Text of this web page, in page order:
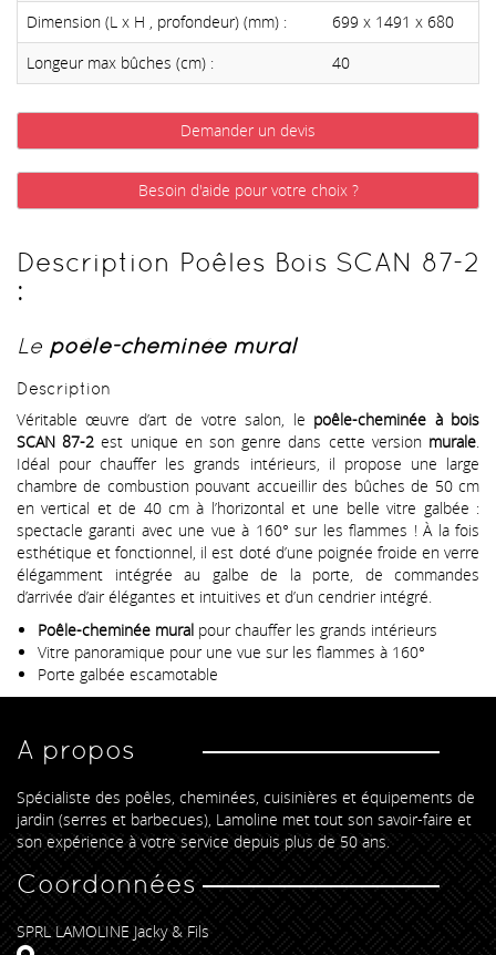
Dimension (L x H , profondeur) (mm) :
699 x 1491 x 680
Longeur max bûches (cm) :
40
Demander un devis
Besoin d'aide pour votre choix ?
Description Poêles Bois SCAN 87-2
:
Le poêle-cheminée mural
Description
Véritable œuvre d’art de votre salon, le poêle-cheminée à bois
SCAN 87-2 est unique en son genre dans cette version murale
Idéal pour chauffer les grands intérieurs, il propose une large
chambre de combustion pouvant accueillir des bûches de 50 cm
en vertical et de 40 cm à l’horizontal et une belle vitre galbée :
spectacle garanti avec une vue à 160° sur les flammes ! À la fois
esthétique et fonctionnel, il est doté d’une poignée froide en verre
élégamment intégrée au galbe de la porte, de commandes
d’arrivée d’air élégantes et intuitives et d’un cendrier intégré.
Poêle-cheminée mural pour chauffer les grands intérieurs
Vitre panoramique pour une vue sur les flammes à 160°
Porte galbée escamotable
A propos
Spécialiste des poêles, cheminées, cuisinières et équipements de
jardin (serres et barbecues), Lamoline met tout son savoir-faire et
son expérience à votre service depuis plus de 50 ans.
Coordonnées
SPRL LAMOLINE Jacky & Fils